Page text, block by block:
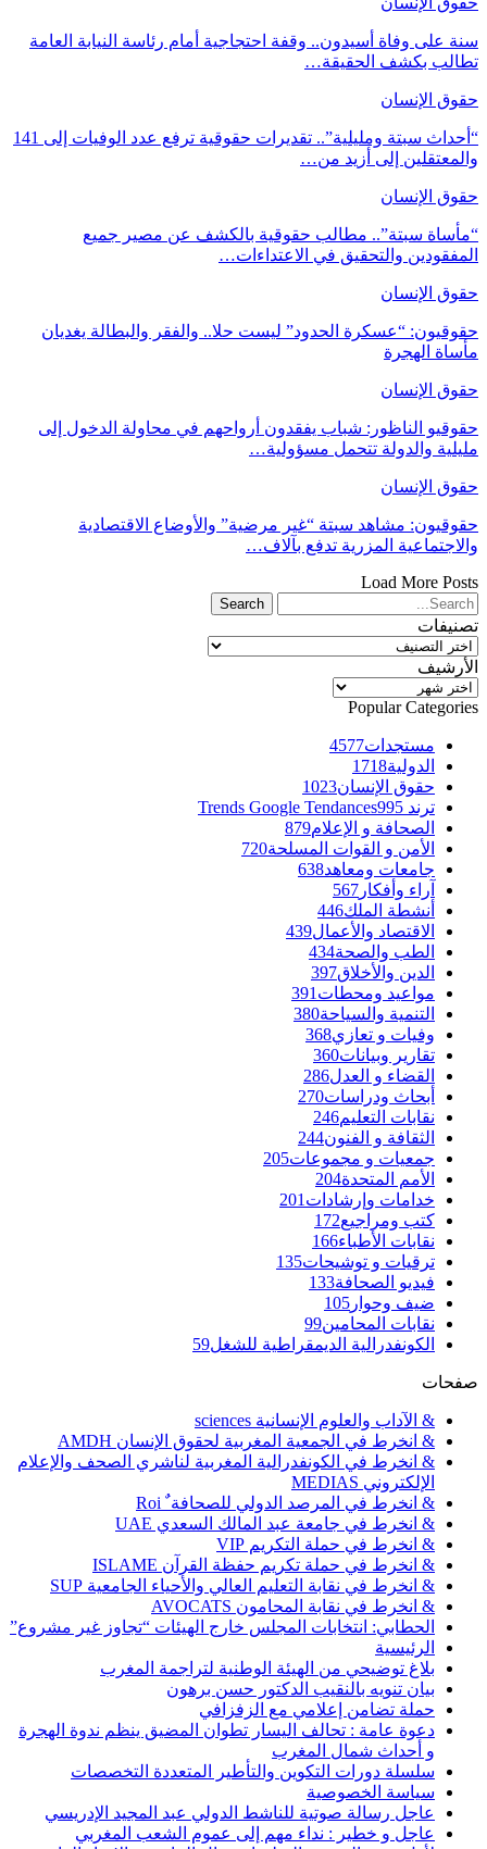
سنة على وفاة أسيدون.. وقفة احتجاجية أمام رئاسة النيابة العامة
تطالب بكشف الحقيقة…
حقوق الإنسان
“أحداث سبتة ومليلية”.. تقديرات حقوقية ترفع عدد الوفيات إلى 141
والمعتقلين إلى أزيد من…
حقوق الإنسان
“مأساة سبتة”.. مطالب حقوقية بالكشف عن مصير جميع
المفقودين والتحقيق في الاعتداءات…
حقوق الإنسان
حقوقيون: “عسكرة الحدود” ليست حلا.. والفقر والبطالة يغديان
مأساة الهجرة
حقوق الإنسان
حقوقيو الناظور: شباب يفقدون أرواحهم في محاولة الدخول إلى
مليلية والدولة تتحمل مسؤولية…
حقوق الإنسان
حقوقيون: مشاهد سبتة “غير مرضية” والأوضاع الاقتصادية
والاجتماعية المزرية تدفع بآلاف…
Load More Posts
تصنيفات
تصنيفات
الأرشيف
الأرشيف
Popular Categories
مستجدات4577
الدولية1718
حقوق الإنسان1023
ترند Trends Google Tendances 995
الصحافة و الإعلام879
الأمن و القوات المسلحة720
جامعات ومعاهد638
آراء وأفكار 567
أنشطة الملك446
الاقتصاد والأعمال439
الطب والصحة434
الدين والأخلاق397
مواعيد ومحطات 391
التنمية والسياحة380
وفيات و تعازي368
تقارير وبيانات360
القضاء و العدل286
أبحاث ودراسات270
نقابات التعليم246
الثقافة و الفنون244
جمعيات و مجموعات205
الأمم المتحدة204
خدامات وإرشادات 201
كتب ومراجيع172
نقابات الأطباء166
ترقيات و توشيحات135
فيديو الصحافة133
ضيف وحوار 105
نقابات المحامين99
الكونفدرالية الديمقراطية للشغل59
صفحات
& الآداب والعلوم الإنسانية sciences
& انخرط في الجمعية المغربية لحقوق الإنسان AMDH
& انخرط في الكونفدرالية المغربية لناشري الصحف والإعلام
الإلكتروني MEDIAS
& انخرط في المرصد الدولي للصحافة ٌ Roi
& انخرط في جامعة عبد المالك السعدي UAE
& انخرط في حملة التكريم VIP
& انخرط في حملة تكريم حفظة القرآن ISLAME
& انخرط في نقابة التعليم العالي والأحياء الجامعية SUP
& انخرط في نقابة المحامون AVOCATS
الحطابي: انتخابات المجلس خارج الهيئات “تجاوز غير مشروع”
الرئيسية
بلاغ توضيحي من الهيئة الوطنية لتراجمة المغرب
بيان تنويه بالنقيب الدكتور حسن برهون
حملة تضامن إعلامي مع الزفزافي
دعوة عامة : تحالف اليسار تطوان المضيق ينظم ندوة الهجرة
و أحداث شمال المغرب
سلسلة دورات التكوين والتأطير المتعددة التخصصات
سياسة الخصوصية
عاجل رسالة صوتية للناشط الدولي عبد المجيد الإدريسي
عاجل و خطير : نداء مهم إلى عموم الشعب المغربي